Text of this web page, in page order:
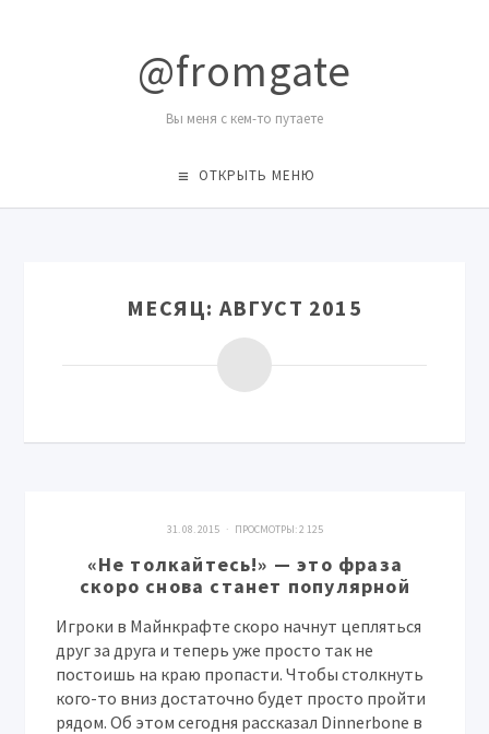
@fromgate
Вы меня с кем-то путаете
ОТКРЫТЬ МЕНЮ
МЕСЯЦ: АВГУСТ 2015
31. 08. 2015 · ПРОСМОТРЫ:2 125
«Не толкайтесь!» — это фраза
скоро снова станет популярной
Игроки в Майнкрафте скоро начнут цепляться
друг за друга и теперь уже просто так не
постоишь на краю пропасти. Чтобы столкнуть
кого-то вниз достаточно будет просто пройти
рядом. Об этом сегодня рассказал Dinnerbone в